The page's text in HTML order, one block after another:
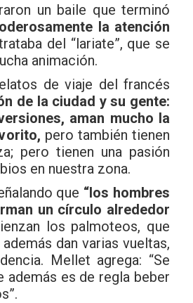
un baile que terminó
la atención
del “lariate”, que se
animación.
de viaje del francés
de la ciudad y su gente:
aman mucho la
pero también tienen
pero tienen una pasión
en nuestra zona.
que “los hombres
un círculo alrededor
los palmoteos, que
dan varias vueltas,
Mellet agrega: “Se
además es de regla beber